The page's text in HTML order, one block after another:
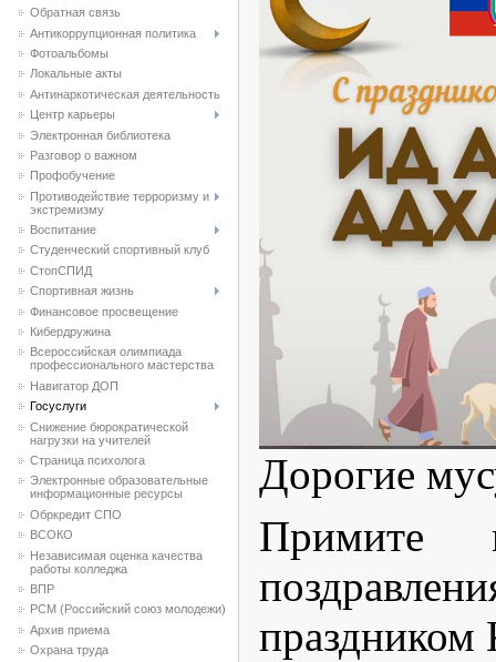
Обратная связь
Антикоррупционная политика
Фотоальбомы
Локальные акты
Антинаркотическая деятельность
Центр карьеры
Электронная библиотека
Разговор о важном
Профобучение
Противодействие терроризму и
экстремизму
Воспитание
Студенческий спортивный клуб
CтопСПИД
Спортивная жизнь
Финансовое просвещение
Кибердружина
Всероссийская олимпиада
профессионального мастерства
Навигатор ДОП
Госуслуги
Снижение бюрократической
нагрузки на учителей
Страница психолога
Электронные образовательные
информационные ресурсы
Обркредит СПО
ВСОКО
Независимая оценка качества
работы колледжа
ВПР
РСМ (Российский союз молодежи)
Архив приема
Охрана труда
Дорогие
Примите
праздником